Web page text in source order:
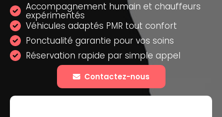
Accompagnement humain et chauffeurs
expérimentés
Véhicules adaptés PMR tout confort
Ponctualité garantie pour vos soins
Réservation rapide par simple appel
Contactez-nous